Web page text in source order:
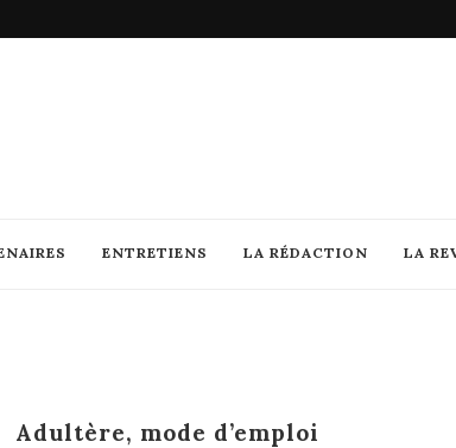
ENTRETIENS LA RÉDACTION LA
Adultère, mode d’emploi